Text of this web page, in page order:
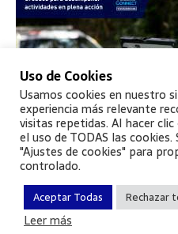
Uso de Cookies
Usamos cookies en nuestro
experiencia más relevante
visitas repetidas. Al hacer clic
el uso de TODAS las
"Ajustes de cookies" para
controlado.
Aceptar Todas Rechazar
Leer más